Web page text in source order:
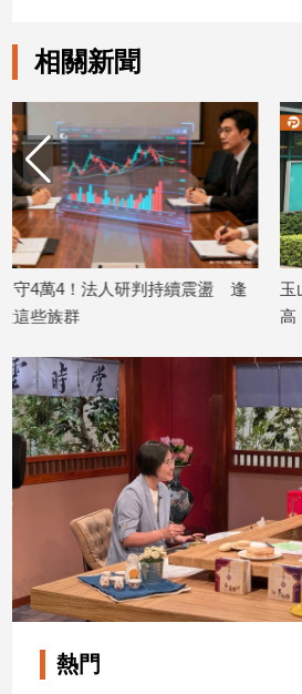
影
專
區
合
作
媒
投
稿
專
【我
觀
點】
相關新聞
玉山金前7月獲利244.4億！創同期新
高 稅後EPS自結1.51元
熱門